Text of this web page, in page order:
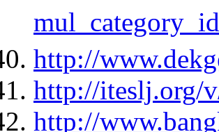
http://
http://iteslj.org/
http://